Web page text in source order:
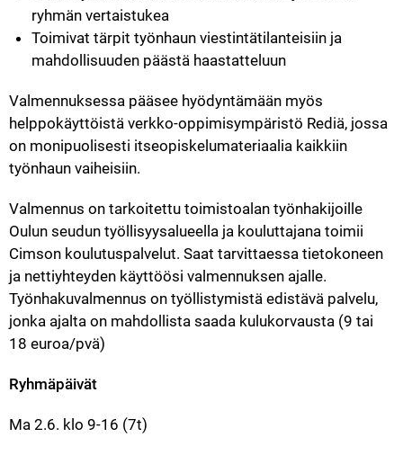
ryhmän vertaistukea
Toimivat tärpit työnhaun viestintätilanteisiin ja
mahdollisuuden päästä haastatteluun
Valmennuksessa pääsee hyödyntämään myös
helppokäyttöistä verkko-oppimisympäristö Rediä, jossa
on monipuolisesti itseopiskelumateriaalia kaikkiin
työnhaun vaiheisiin.
Valmennus on tarkoitettu toimistoalan työnhakijoille
Oulun seudun työllisyysalueella ja kouluttajana toimii
Cimson koulutuspalvelut. Saat tarvittaessa tietokoneen
ja nettiyhteyden käyttöösi valmennuksen ajalle.
Työnhakuvalmennus on työllistymistä edistävä palvelu,
jonka ajalta on mahdollista saada kulukorvausta (9 tai
18 euroa/pvä)
Ryhmäpäivät
Ma 2.6. klo 9-16 (7t)